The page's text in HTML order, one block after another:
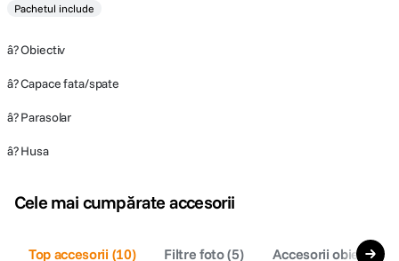
Pachetul include
â? Obiectiv
â? Capace fata/spate
â? Parasolar
â? Husa
Cele mai cumpărate accesorii
Top accesorii (10) Filtre foto(5) Accesorii obiective